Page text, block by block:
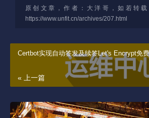
原创文章，作者：大洋哥，如若转载
https://www.unfit.cn/archives/207.html
Certbot实现自动签发及续签Let's Encrypt免
« 上一篇